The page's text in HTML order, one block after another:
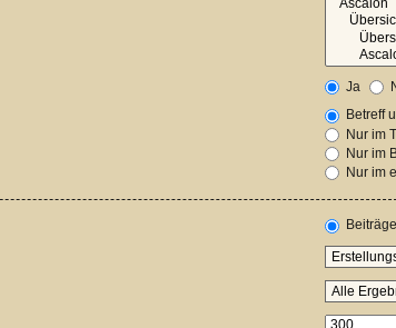
Ja
Betreff
Nur im
Nur im
Nur im
Beiträge